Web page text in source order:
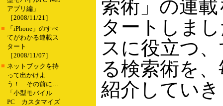
アプリ編」
［2008/11/21］
■
「iPhone」のすべ
てがわかる連載ス
タート
［2008/11/07］
■ ネットブックを持
って出かけよ
う！ その前に…
「小型モバイル
PC カスタマイズ
索術」の連
タートしま
スに役立つ
る検索術を
紹介してい